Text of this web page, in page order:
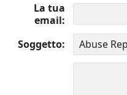
La tua
email
Soggetto